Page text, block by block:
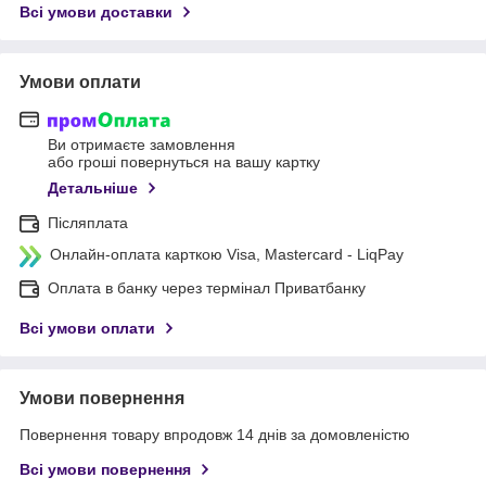
Всі умови доставки
Умови оплати
Ви отримаєте замовлення
або гроші повернуться на вашу картку
Детальніше
Післяплата
Онлайн-оплата карткою Visa, Mastercard - LiqPay
Оплата в банку через термінал Приватбанку
Всі умови оплати
Умови повернення
Повернення товару впродовж 14 днів за домовленістю
Всі умови повернення